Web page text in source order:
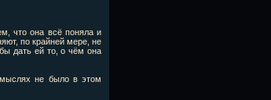
что она всё поняла и
по крайней мере, не
дать ей то, о чём она
не было в этом